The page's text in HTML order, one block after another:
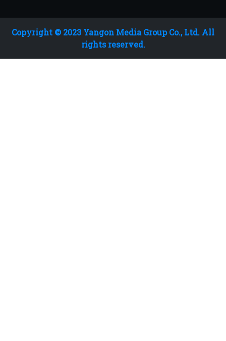
Copyright © 2023 Yangon Media Group Co., Ltd. All
rights reserved.